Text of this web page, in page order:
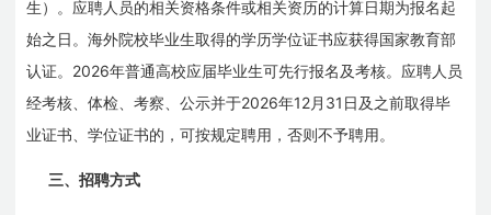
生）。应聘人员的相关资格条件或相关资历的计算日期为报名起
始之日。海外院校毕业生取得的学历学位证书应获得国家教育部
认证。 2026年普通高校应届毕业生可先行报名及考核。应聘人员
经考核、体检、考察、公示并于2026年12 月 31 日 及之前取得毕
业证书、学位证书的，可按规定聘用，否则不予聘用。
三、招聘方式